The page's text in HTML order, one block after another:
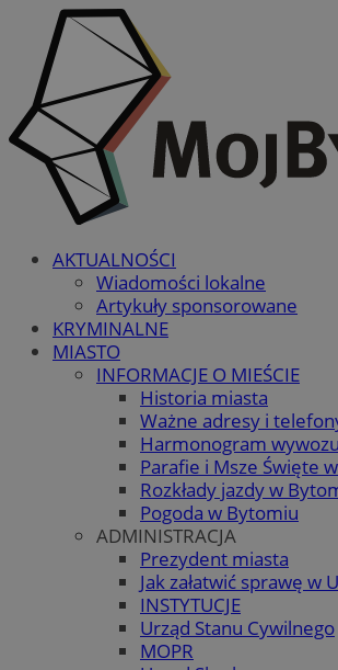
AKTUALNOŚCI
Wiadomości lokalne
Artykuły sponsorowane
KRYMINALNE
MIASTO
INFORMACJE O MIEŚCIE
Historia miasta
Ważne adresy i
Harmonogram
Parafie i Msze Święte
Rozkłady jazdy w
Pogoda w Bytomiu
ADMINISTRACJA
Prezydent miasta
Jak załatwić sprawę w
INSTYTUCJE
Urząd Stanu Cywilnego
MOPR